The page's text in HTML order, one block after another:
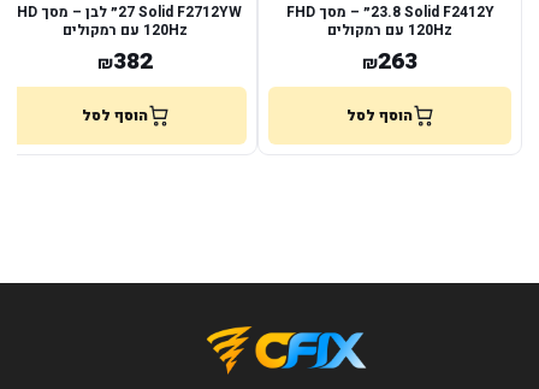
Solid F2412Y ‏23.8״ – מסך FHD
₪263
הוסף לסל
Solid F2712YW ‏27״ לבן – מסך FHD
₪382
הוסף לסל